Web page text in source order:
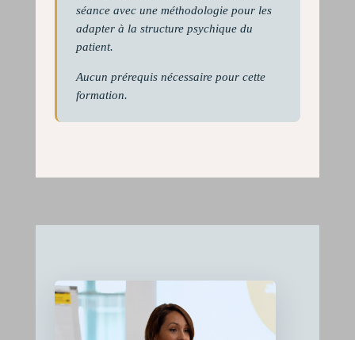
séance avec une méthodologie pour les
adapter à la structure psychique du
patient.
Aucun prérequis nécessaire pour cette
formation.